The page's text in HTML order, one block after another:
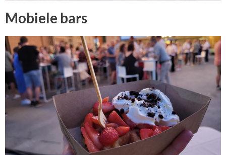
Mobiele bars